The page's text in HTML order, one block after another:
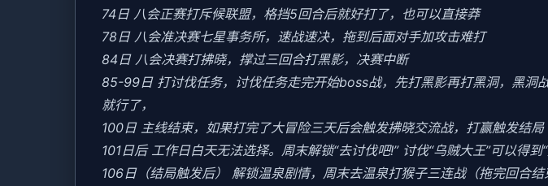
74日 八会正赛打斥候联盟，格挡5回合后就好打了，也可以直接莽
78日 八会准决赛七星事务所，速战速决，拖到后面对手加攻击难打
84日 八会决赛打拂晓，撑过三回合打黑影，决赛中断
85-99日 打讨伐任务，讨伐任务走完开始boss战，先打黑影再打黑洞，黑
就行了，
100日 主线结束，如果打完了大冒险三天后会触发拂晓交流战，打赢触发结局
101日后 工作日白天无法选择。周末解锁“去讨伐吧!” 讨伐“乌贼大王”可以得
106日（结局触发后） 解锁温泉剧情，周末去温泉打猴子三连战（拖完回合